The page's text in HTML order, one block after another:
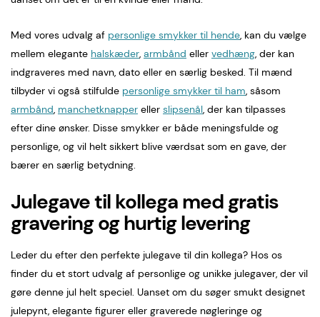
Med vores udvalg af personlige smykker til hende, kan du vælge
mellem elegante halskæder, armbånd eller vedhæng, der kan
indgraveres med navn, dato eller en særlig besked. Til mænd
tilbyder vi også stilfulde personlige smykker til ham, såsom
armbånd, manchetknapper eller slipsenål, der kan tilpasses
efter dine ønsker. Disse smykker er både meningsfulde og
personlige, og vil helt sikkert blive værdsat som en gave, der
bærer en særlig betydning.
Julegave til kollega med gratis
gravering og hurtig levering
Leder du efter den perfekte julegave til din kollega? Hos os
finder du et stort udvalg af personlige og unikke julegaver, der vil
gøre denne jul helt speciel. Uanset om du søger smukt designet
julepynt, elegante figurer eller graverede nøgleringe og